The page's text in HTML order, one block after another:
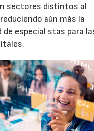
sectores distintos al
aún más la
de especialistas para